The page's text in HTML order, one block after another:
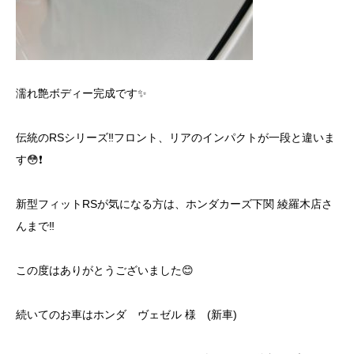
濡れ艶ボディー完成です✨
伝統のRSシリーズ‼️フロント、リアのインパクトが一段と違いま
す😳❗️
新型フィットRSが気になる方は、ホンダカーズ下関 綾羅木店さ
んまで‼️
この度はありがとうございました😊
続いてのお車はホンダ ヴェゼル 様 (新車)